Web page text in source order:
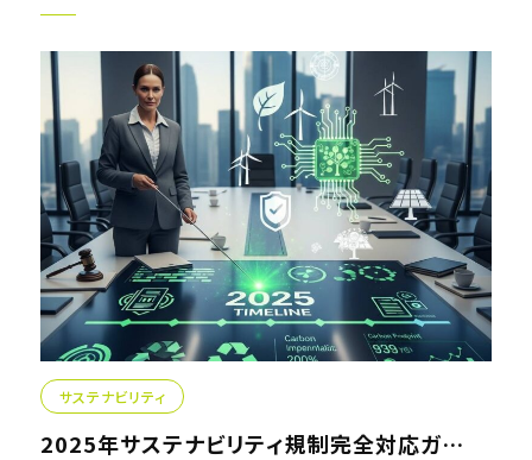
サステナビリティ
2025年サステナビリティ規制完全対応ガイド – 経営者必...